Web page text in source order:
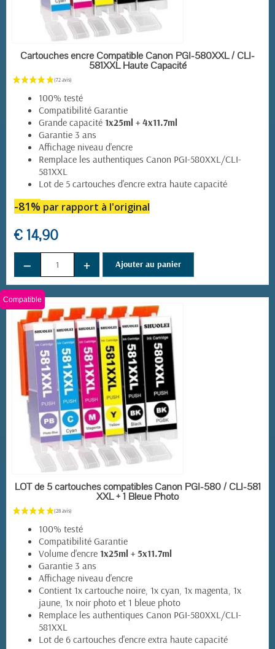
EN STOCK
Cartouches encre Compatible Canon PGI-580XXL / CLI-
581XXL Haute Capacité
(72 avis)
100% testé
Compatibilité Garantie
Grande capacité 1x25ml + 4x11.7ml
Garantie 3 ans
Affichage niveau d'encre
Remplace les authentiques Canon PGI-580XXL/CLI-
581XXL
Lot de 5 cartouches d'encre extra haute capacité
-81% par rapport à l'original
€ 14,90
− + Ajouter au panier
EN STOCK
Compatible
LOT de 5 cartouches compatibles Canon PGI-580 / CLI-581
XXL + 1 Bleue Photo
100% testé
Compatibilité Garantie
Volume d'encre 1x25ml + 5x11.7ml
Garantie 3 ans
Affichage niveau d'encre
Contient 1x cartouche noire, 1x cyan, 1x magenta, 1x
jaune, 1x noir photo et 1 bleue photo
Remplace les authentiques Canon PGI-580XXL/CLI-
581XXL
Lot de 6 cartouches d'encre extra haute capacité